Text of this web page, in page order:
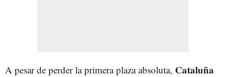
A pesar de perder la primera plaza absoluta, Cataluña